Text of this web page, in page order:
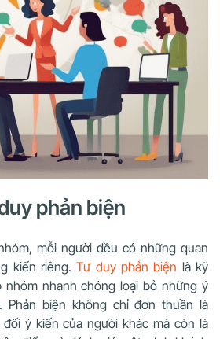
phản biện
mỗi người đều có những quan
kiến riêng.Tư duy phản biện là kỹ
nhóm nhanh chóng loại bỏ những ý
Phản biện không chỉ đơn thuần là
ý kiến của người khác mà còn là